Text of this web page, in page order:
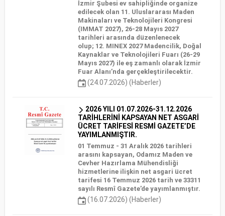
İzmir Şubesi ev sahipliğinde organize
edilecek olan 11. Uluslararası Maden
Makinaları ve Teknolojileri Kongresi
(IMMAT 2027), 26-28 Mayıs 2027
tarihleri arasında düzenlenecek
olup; 12. MINEX 2027 Madencilik, Doğal
Kaynaklar ve Teknolojileri Fuarı (26-29
Mayıs 2027) ile eş zamanlı olarak İzmir
Fuar Alanı’nda gerçekleştirilecektir.
(24.07.2026) (Haberler)
2026 YILI 01.07.2026-31.12.2026
TARİHLERİNİ KAPSAYAN NET ASGARİ
ÜCRET TARİFESİ RESMİ GAZETE’DE
YAYIMLANMIŞTIR.
01 Temmuz - 31 Aralık 2026 tarihleri
arasını kapsayan, Odamız Maden ve
Cevher Hazırlama Mühendisliği
hizmetlerine ilişkin net asgari ücret
tarifesi 16 Temmuz 2026 tarih ve 33311
sayılı Resmî Gazete’de yayımlanmıştır.
(16.07.2026) (Haberler)